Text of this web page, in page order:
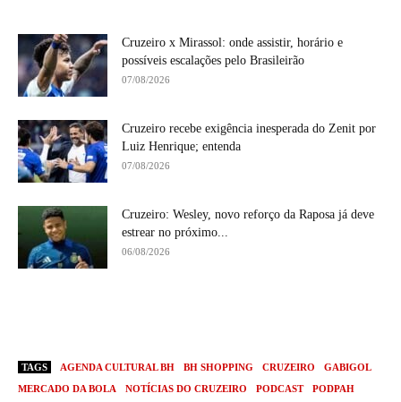
Cruzeiro x Mirassol: onde assistir, horário e
possíveis escalações pelo Brasileirão
07/08/2026
Cruzeiro recebe exigência inesperada do Zenit por
Luiz Henrique; entenda
07/08/2026
Cruzeiro: Wesley, novo reforço da Raposa já deve
estrear no próximo...
06/08/2026
TAGS AGENDA CULTURAL BH BH SHOPPING CRUZEIRO
GABIGOL
MERCADO DA BOLA
NOTÍCIAS DO CRUZEIRO PODCAST
PODPAH